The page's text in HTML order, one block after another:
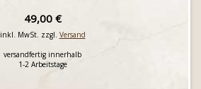
49,00 €
inkl. MwSt. zzgl. Versand
versandfertig innerhalb
1-2 Arbeitstage